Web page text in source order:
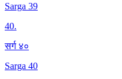
Sarga 39
40.
सर्ग ४०
Sarga 40